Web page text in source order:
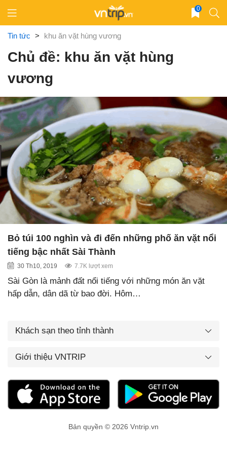
content
0
Tin tức > khu ăn vặt hùng vương
Chủ đề: khu ăn vặt hùng
vương
Bỏ túi 100 nghìn và đi đến những phố ăn vặt nổi
tiếng bậc nhất Sài Thành
30 Th10, 2019 7.7K lượt xem
Sài Gòn là mảnh đất nổi tiếng với những món ăn vặt
hấp dẫn, dân dã từ bao đời. Hôm…
Khách sạn theo tỉnh thành
Giới thiệu VNTRIP
Bản quyền © 2026 Vntrip.vn